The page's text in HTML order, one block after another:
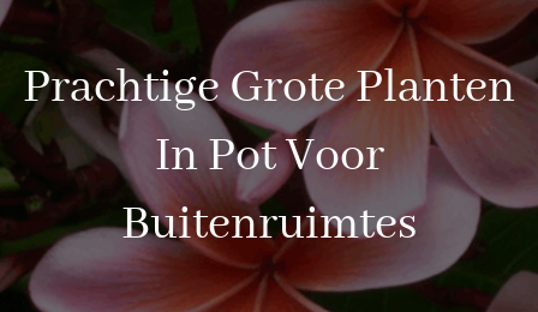
Prachtige Grote Planten
In Pot Voor
Buitenruimtes